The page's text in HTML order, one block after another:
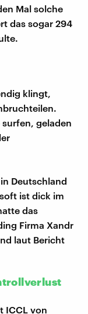
Mal solche
das sogar 294
klingt,
surfen, geladen
Deutschland
ist dick im
das
Firma Xandr
laut Bericht
ICCL von